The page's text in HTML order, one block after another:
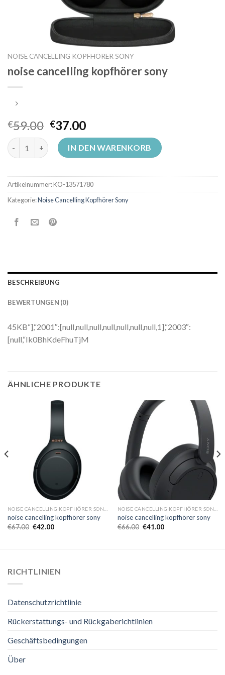
NOISE CANCELLING KOPFHÖRER SONY
noise cancelling kopfhörer sony
€59.00 €37.00
noise cancelling kopfhörer sony Menge
IN DEN WARENKORB
Artikelnummer:KO-13571780
Kategorie:Noise Cancelling Kopfhörer Sony
BESCHREIBUNG
BEWERTUNGEN (0)
45KB“],“2001″:[null,null,null,null,null,null,null,1],“2003″:
[null,“Ik0BhKdeFhuTjM
ÄHNLICHE PRODUKTE
noise cancelling kopfhörer sony
€67.00 €42.00
noise cancelling kopfhörer sony
€66.00 €41.00
RICHTLINIEN
Datenschutzrichtlinie
Rückerstattungs- und Rückgaberichtlinien
Geschäftsbedingungen
Über